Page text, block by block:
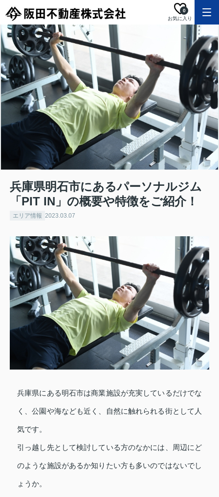
お気に入り
0
兵庫県明石市にあるパーソナルジム
「PIT IN」の概要や特徴をご紹介！
エリア情報 2023.03.07
兵庫県にある明石市は商業施設が充実しているだけでな
く、公園や海なども近く、自然に触れられる街として人
気です。
引っ越し先として検討している方のなかには、周辺にど
のような施設があるか知りたい方も多いのではないでし
ょうか。